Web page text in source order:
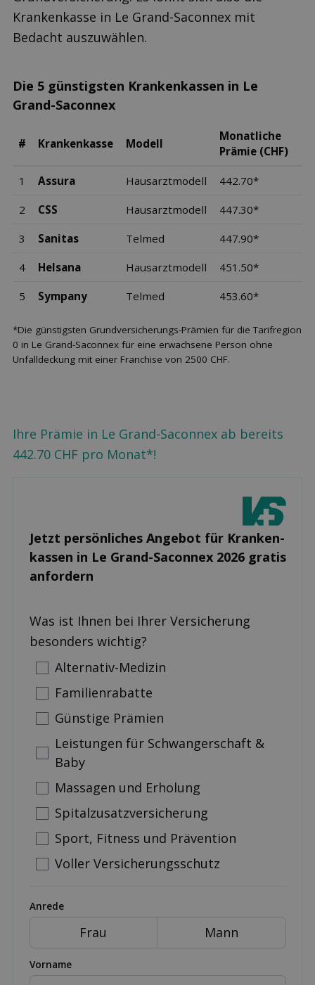
Krankenkasse in Le Grand-Saconnex mit
Bedacht auszuwählen.
Die 5 günstigsten Krankenkassen in Le
Grand-Saconnex
# Krankenkasse Modell
Monatliche
Prämie (CHF)
1 Assura Hausarztmodell 442.70*
2 CSS Hausarztmodell 447.30*
3 Sanitas Telmed 447.90*
4 Helsana Hausarztmodell 451.50*
5 Sympany Telmed 453.60*
*Die günstigsten Grundversicherungs-Prämien für die Tarifregion
0 in Le Grand-Saconnex für eine erwachsene Person ohne
Unfalldeckung mit einer Franchise von 2500 CHF.
Ihre Prämie in Le Grand-Saconnex ab bereits
442.70 CHF pro Monat*!
Jetzt persönliches Angebot für Kranken­
kassen in Le Grand-Saconnex 2026 gratis
anfordern
Was ist Ihnen bei Ihrer Versicherung
besonders wichtig?
Alternativ-Medizin
Familienrabatte
Günstige Prämien
Leistungen für Schwangerschaft &
Baby
Massagen und Erholung
Spitalzusatzversicherung
Sport, Fitness und Prävention
Voller Versicherungsschutz
Anrede
Frau Mann
Vorname